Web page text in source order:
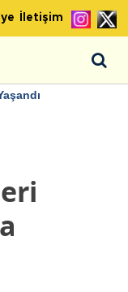
İletişim
devam ediyor